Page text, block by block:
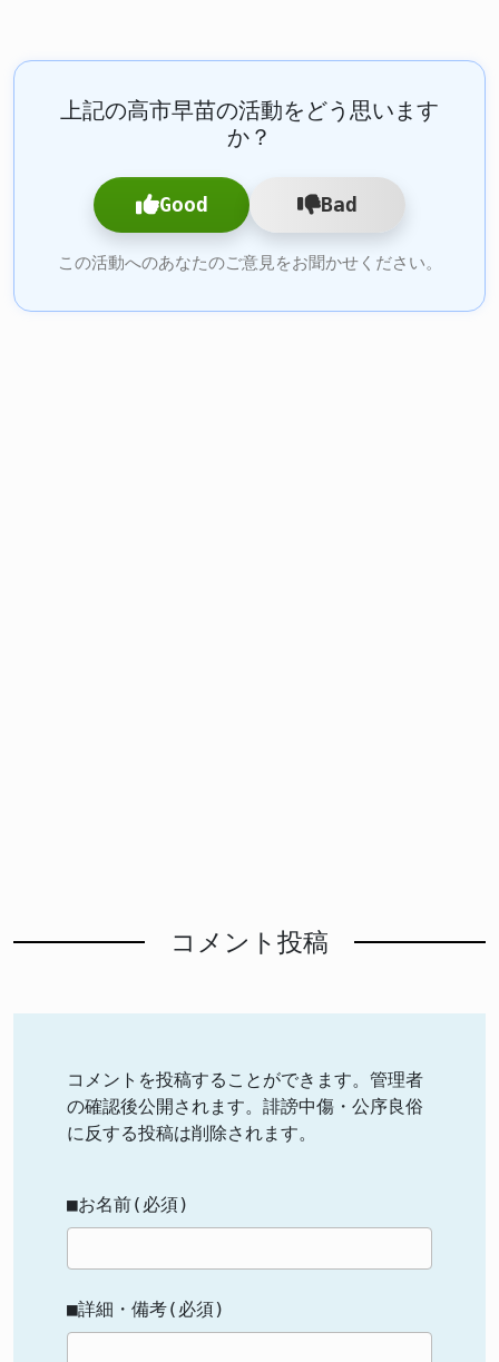
上記の高市早苗の活動をどう思います
か？
Good Bad
この活動へのあなたのご意見をお聞かせください。
コメント投稿
コメントを投稿することができます。管理者
の確認後公開されます。誹謗中傷・公序良俗
に反する投稿は削除されます。
■お名前(必須)
■詳細・備考(必須)